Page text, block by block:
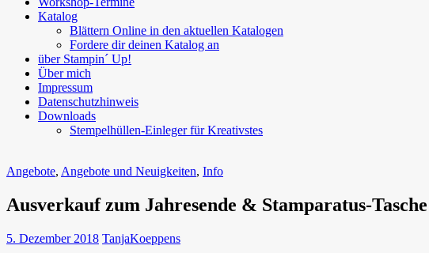
Katalog
Blättern Online in den aktuellen Katalogen
Fordere dir deinen Katalog an
über Stampin´ Up!
Über mich
Impressum
Datenschutzhinweis
Downloads
Stempelhüllen-Einleger für Kreativstes
Angebote, Angebote und Neuigkeiten, Info
Ausverkauf zum Jahresende & Stamparatus-Tasche
5. Dezember 2018 TanjaKoeppens